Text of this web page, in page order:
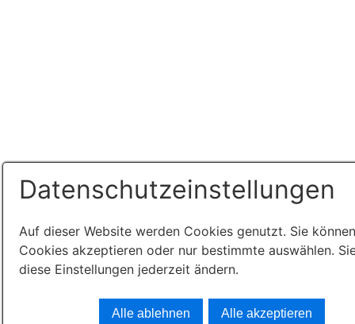
Datenschutzeinstellungen
Auf dieser Website werden Cookies genutzt. Sie
Cookies akzeptieren oder nur bestimmte auswählen.
diese Einstellungen jederzeit ändern.
Alle ablehnen Alle akzeptieren